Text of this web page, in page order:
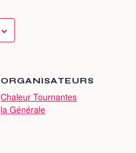
ORGANISATEURS
Chaleur Tournantes
la Générale